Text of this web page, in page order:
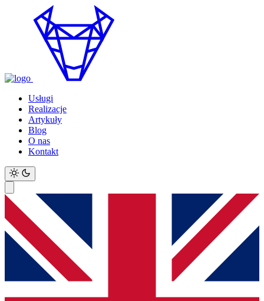
Usługi
Realizacje
Artykuły
Blog
O nas
Kontakt